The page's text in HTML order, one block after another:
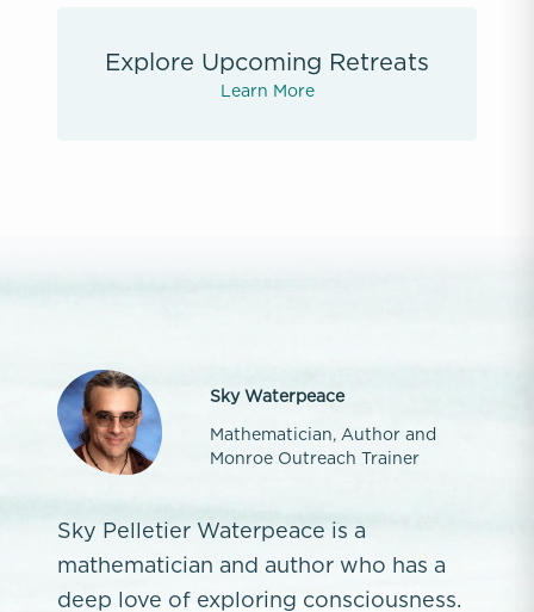
Explore Upcoming Retreats
Learn More
Sky Waterpeace
Mathematician, Author and
Monroe Outreach Trainer
Sky Pelletier Waterpeace is a
mathematician and author who has a
deep love of exploring consciousness.